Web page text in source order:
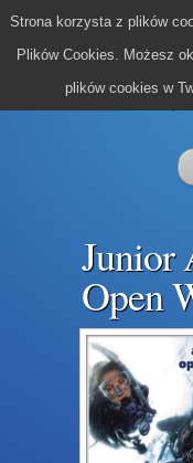
Junior
Open
Strona korzysta z plików
Plików Cookies. Możesz
plików cookies w